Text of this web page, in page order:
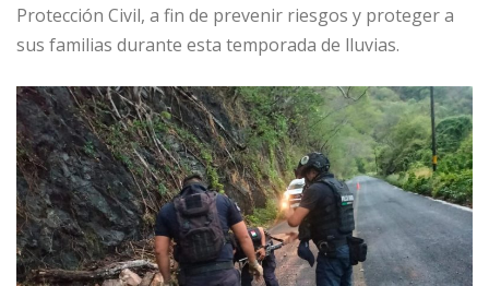
Protección Civil, a fin de prevenir riesgos y proteger a
sus familias durante esta temporada de lluvias.